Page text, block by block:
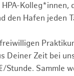
den Hafen jeden
Deiner Zeit bei
Sammle